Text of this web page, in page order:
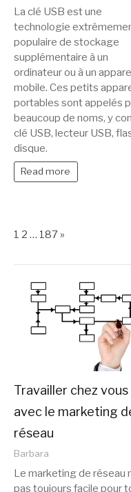
La clé USB est une
technologie
populaire de stockage
supplémentaire à un
ordinateur ou à un
mobile. Ces petits
portables sont appelés
beaucoup de noms, y
clé USB, lecteur USB,
disque.
Read more
Page:
1 2 … 187 Next
»
Travailler chez vous
avec le marketing
réseau
Barbara
Le marketing de réseau
pas toujours facile pour